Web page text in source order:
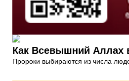
Как Всевышний Аллах
Пророки выбираются из числа